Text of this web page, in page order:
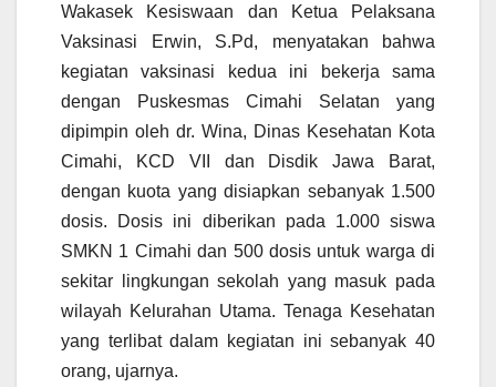
Wakasek Kesiswaan dan Ketua Pelaksana
Vaksinasi Erwin, S.Pd, menyatakan bahwa
kegiatan vaksinasi kedua ini bekerja sama
dengan Puskesmas Cimahi Selatan yang
dipimpin oleh dr. Wina, Dinas Kesehatan Kota
Cimahi, KCD VII dan Disdik Jawa Barat,
dengan kuota yang disiapkan sebanyak 1.500
dosis. Dosis ini diberikan pada 1.000 siswa
SMKN 1 Cimahi dan 500 dosis untuk warga di
sekitar lingkungan sekolah yang masuk pada
wilayah Kelurahan Utama. Tenaga Kesehatan
yang terlibat dalam kegiatan ini sebanyak 40
orang, ujarnya.